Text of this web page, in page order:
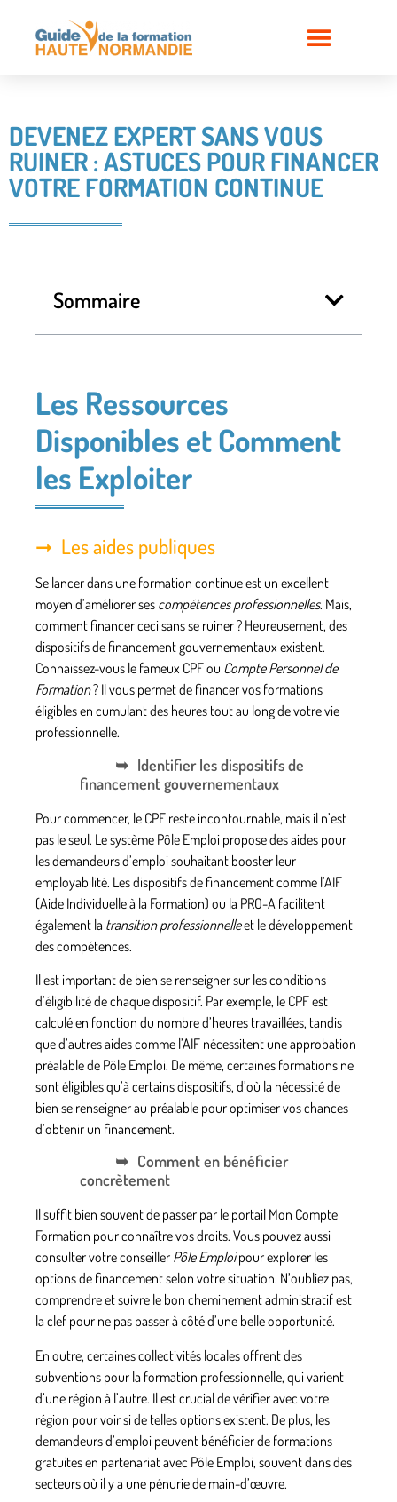
DEVENEZ EXPERT SANS VOUS
RUINER : ASTUCES POUR FINANCER
VOTRE FORMATION CONTINUE
Sommaire
Les Ressources
Disponibles et Comment
les Exploiter
Les aides publiques
Se lancer dans une formation continueest un excellent
moyen d’améliorer ses compétences professionnelles. Mais,
comment financerceci sans se ruiner ? Heureusement, des
dispositifs de financement gouvernementaux existent.
Connaissez-vous le fameux CPF ou Compte Personnel de
Formation? Il vous permet de financer vos formations
éligiblesen cumulant des heures tout au long de votrevie
professionnelle.
Identifier les dispositifs de
financement gouvernementaux
Pour commencer, le CPF reste incontournable, mais il n’est
pas le seul. Le système Pôle Emploi propose des aides pour
lesdemandeurs d’emploisouhaitant booster leur
employabilité. Les dispositifs de financement comme l’AIF
(Aide Individuelle à la Formation) ou la PRO-A facilitent
également la transition professionnelleet ledéveloppement
des compétences.
Il est important de bien se renseigner sur les conditions
d’éligibilité de chaque dispositif. Par exemple, le CPF est
calculé en fonction du nombre d’heures travaillées, tandis
que d’autres aides comme l’AIF nécessitent une approbation
préalable de Pôle Emploi. De même, certaines formations ne
sont éligibles qu’à certains dispositifs, d’où la nécessité de
bien se renseigner au préalable pour optimiser vos chances
d’obtenir un financement.
Comment en bénéficier
concrètement
Il suffit bien souvent de passer par le portail Mon Compte
Formation pour connaître vos droits. Vous pouvez aussi
consulter votre conseiller Pôle Emploipour explorer les
options de financementselon votre situation. N’oubliez pas,
comprendre et suivre le bon cheminement administratif est
la clef pour ne pas passer à côté d’une belle opportunité.
En outre, certaines collectivités locales offrent des
subventions pour la formation professionnelle, qui varient
d’une région à l’autre. Il est crucial de vérifier avec votre
région pour voir si de telles options existent. De plus, les
demandeurs d’emploi peuvent bénéficier de formations
gratuites en partenariat avec Pôle Emploi, souvent dans des
secteurs où il y a une pénurie de main-d’œuvre.